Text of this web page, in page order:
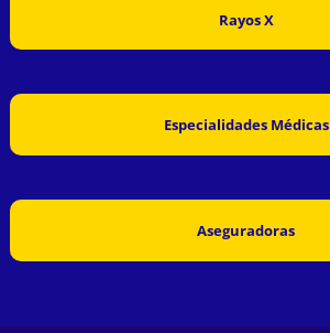
Rayos X
Especialidades Médicas
Aseguradoras